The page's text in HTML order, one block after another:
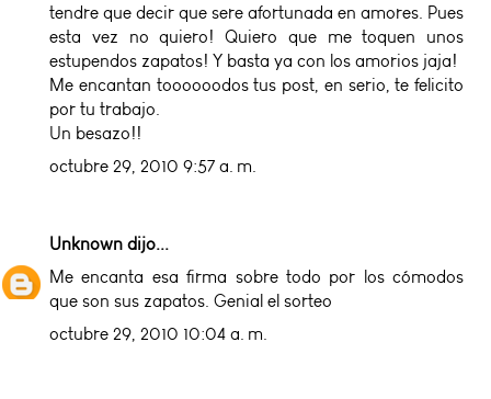
tendre que decir que sere afortunada en amores. Pues
esta vez no quiero! Quiero que me toquen unos
estupendos zapatos! Y basta ya con los amorios jaja!
Me encantan toooooodos tus post, en serio, te felicito
por tu trabajo.
Un besazo!!
octubre 29, 2010 9:57 a. m.
Unknown dijo...
Me encanta esa firma sobre todo por los cómodos
que son sus zapatos. Genial el sorteo
octubre 29, 2010 10:04 a. m.